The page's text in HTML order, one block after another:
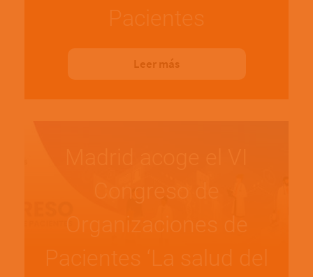
Pacientes
Leer más
Congreso de
Organizaciones de
Pacientes ‘La salud del